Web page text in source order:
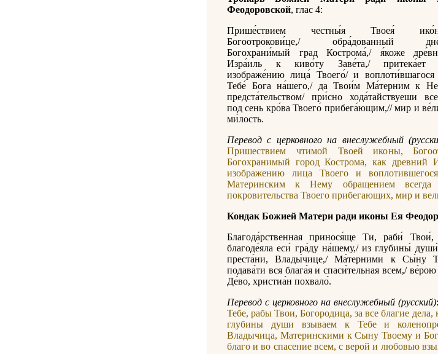
Феодоровской, глас 4:
Прише́ствием честны́я Твоея́
Богоотрокови́це,/ обра́дованный
Богохрани́мый град Кострома́,/ я́коже
Изра́иль к киво́ту Заве́та,/ притека́ет
изображе́нию лица́ Твоего́/ и воплоти́вшагося
Тебе́ Бога на́шего,/ да Твои́м Ма́терним к
предста́тельством/ при́сно хода́тайствуеши
под сень кро́ва Твоего́ прибега́ющим,// мир и
ми́лость.
Перевод с церковного на внеслужебный
Пришествием чтимой Твоей иконы,
Богохранимый город Кострома, как древний
изображению лица Твоего и
Материнским к Нему обращением
покровительства Твоего прибегающих, мир и
Кондак Божией Матери ради иконы Ея
Благода́рственная принося́ще Ти, раби́
благоде́яла еси́ гра́ду на́шему,/ из глубины́
преста́ни, Влады́чице,/ Ма́терними к Сы́ну
подава́ти вся блага́я и спаси́тельная всем,/
Де́во, христиа́н похвало́.
Перевод с церковного на внеслужебный (русский):
Тебе, рабы Твои, Богородица, за все благие
глубины души взываем к Тебе и
Владычица, Материнскими к Сыну Твоему и
благо и во спасение всем, с верой и любовью